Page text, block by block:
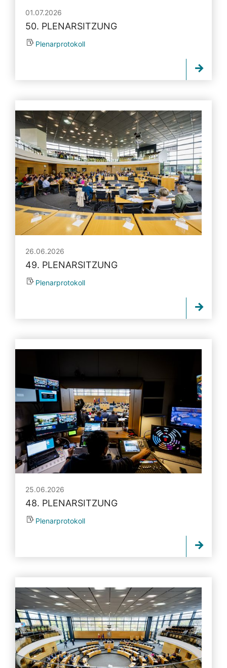
01.07.2026
50. PLENARSITZUNG
Plenarprotokoll
26.06.2026
49. PLENARSITZUNG
Plenarprotokoll
25.06.2026
48. PLENARSITZUNG
Plenarprotokoll